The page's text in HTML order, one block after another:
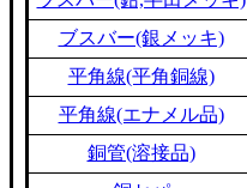
ブスバー(銀メッキ)
平角線(平角銅線)
平角線(エナメル品)
銅管(溶接品)